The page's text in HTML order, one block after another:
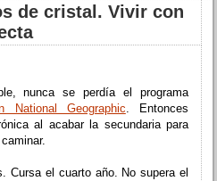
de cristal. Vivir con
nunca se perdía el programa
National Geographic. Entonces
al acabar la secundaria para
Cursa el cuarto año. No supera el